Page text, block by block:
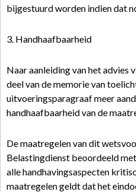
bijgestuurd worden indien dat
3. Handhaafbaarheid
Naar aanleiding van het advies
deel van de memorie van
uitvoeringsparagraaf meer
handhaafbaarheid van de
De maatregelen van dit
Belastingdienst beoordeeld
alle handhavingsaspecten
maatregelen geldt dat het